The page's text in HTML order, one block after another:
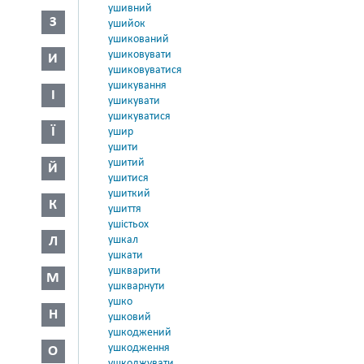
З
И
І
Ї
Й
К
Л
М
Н
О
ушивний
ушийок
ушикований
ушиковувати
ушиковуватися
ушикування
ушикувати
ушикуватися
ушир
ушити
ушитий
ушитися
ушиткий
ушиття
ушістьох
ушкал
ушкати
ушкварити
ушкварнути
ушко
ушковий
ушкоджений
ушкодження